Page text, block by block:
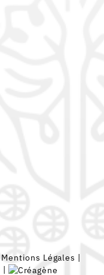
Mentions Légales |
|